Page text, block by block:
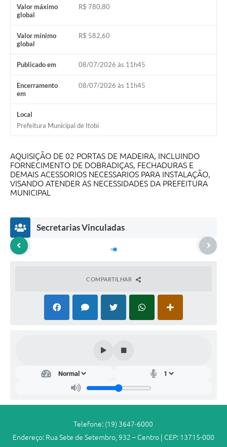
Audiências Públicas
IPTU
Legislação
Editais
Telefones Úteis
Valor máximo
global
R$ 780,80
Valor mínimo
global
R$ 582,60
Publicado em 08/07/2026 às 11h45
Encerramento
em
08/07/2026 às 11h45
Local
Prefeitura Municipal de Itobi
AQUISIÇÃO DE 02 PORTAS DE MADEIRA, INCLUINDO
FORNECIMENTO DE DOBRADIÇAS, FECHADURAS E
DEMAIS ACESSORIOS NECESSARIOS PARA INSTALAÇÃO,
VISANDO ATENDER AS NECESSIDADES DA PREFEITURA
MUNICIPAL
Secretarias Vinculadas
men
Ad
Ger
COMPARTILHAR
Telefone: (19) 3647-6000
Endereço: Rua Sete de Setembro, 932 – Centro | CEP: 13715-000